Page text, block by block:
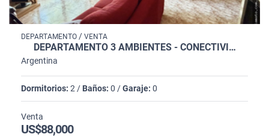
DEPARTAMENTO / VENTA
DEPARTAMENTO 3 AMBIENTES - CONECTIVI…
Argentina
Dormitorios: 2 / Baños: 0 /Garaje: 0
Venta
US$88,000